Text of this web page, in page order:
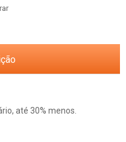
até 30% menos.